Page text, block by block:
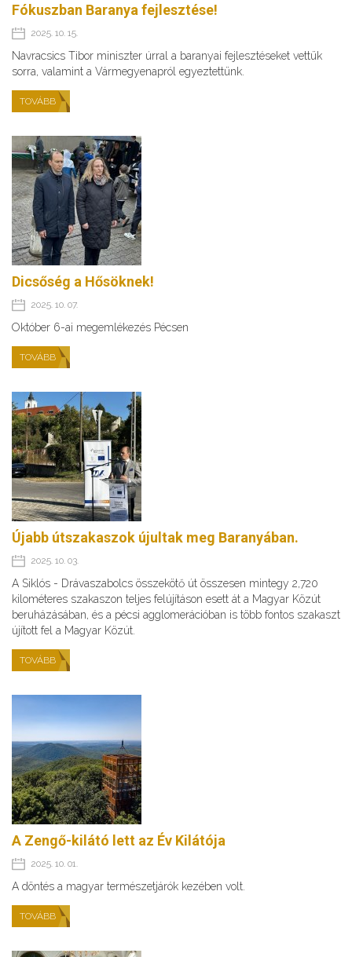
Fókuszban Baranya fejlesztése!
2025. 10. 15.
Navracsics Tibor miniszter úrral a baranyai fejlesztéseket vettük
sorra, valamint a Vármegyenapról egyeztettünk.
TOVÁBB
Dicsőség a Hősöknek!
2025. 10. 07.
Október 6-ai megemlékezés Pécsen
TOVÁBB
Újabb útszakaszok újultak meg Baranyában.
2025. 10. 03.
A Siklós - Drávaszabolcs összekötő út összesen mintegy 2,720
kilométeres szakaszon teljes felújításon esett át a Magyar Közút
beruházásában, és a pécsi agglomerációban is több fontos szakaszt
újított fel a Magyar Közút.
TOVÁBB
A Zengő-kilátó lett az Év Kilátója
2025. 10. 01.
A döntés a magyar természetjárók kezében volt.
TOVÁBB